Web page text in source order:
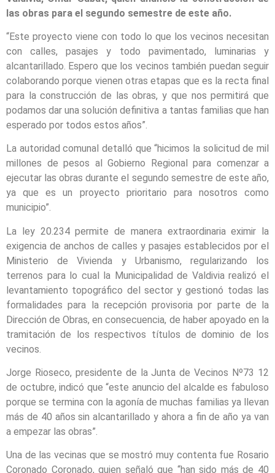
las obras para el segundo semestre de este año.
“Este proyecto viene con todo lo que los vecinos necesitan
con calles, pasajes y todo pavimentado, luminarias y
alcantarillado. Espero que los vecinos también puedan seguir
colaborando porque vienen otras etapas que es la recta final
para la construcción de las obras, y que nos permitirá que
podamos dar una solución definitiva a tantas familias que han
esperado por todos estos años”.
La autoridad comunal detalló que “hicimos la solicitud de mil
millones de pesos al Gobierno Regional para comenzar a
ejecutar las obras durante el segundo semestre de este año,
ya que es un proyecto prioritario para nosotros como
municipio”.
La ley 20.234 permite de manera extraordinaria eximir la
exigencia de anchos de calles y pasajes establecidos por el
Ministerio de Vivienda y Urbanismo, regularizando los
terrenos para lo cual la Municipalidad de Valdivia realizó el
levantamiento topográfico del sector y gestionó todas las
formalidades para la recepción provisoria por parte de la
Dirección de Obras, en consecuencia, de haber apoyado en la
tramitación de los respectivos títulos de dominio de los
vecinos.
Jorge Rioseco, presidente de la Junta de Vecinos Nº73 12
de octubre, indicó que “este anuncio del alcalde es fabuloso
porque se termina con la agonía de muchas familias ya llevan
más de 40 años sin alcantarillado y ahora a fin de año ya van
a empezar las obras”.
Una de las vecinas que se mostró muy contenta fue Rosario
Coronado Coronado, quien señaló que “han sido más de 40